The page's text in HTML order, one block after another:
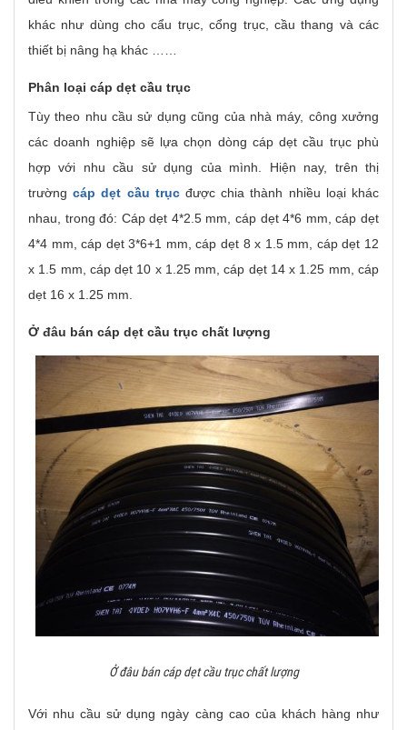
khác như dùng cho cẩu trục, cổng trục, cầu thang và các
thiết bị nâng hạ khác ……
Phân loại cáp dẹt cầu trục
Tùy theo nhu cầu sử dụng cũng của nhà máy, công xưởng
các doanh nghiệp sẽ lựa chọn dòng cáp dẹt cầu trục phù
hợp với nhu cầu sử dụng của mình. Hiện nay, trên thị
trườngcáp dẹt cầu trụcđược chia thành nhiều loại khác
nhau, trong đó: Cáp dẹt 4*2.5 mm, cáp dẹt 4*6 mm, cáp dẹt
4*4 mm, cáp dẹt 3*6+1 mm, cáp dẹt 8 x 1.5 mm, cáp dẹt 12
x 1.5 mm, cáp dẹt 10 x 1.25 mm, cáp dẹt 14 x 1.25 mm, cáp
dẹt 16 x 1.25 mm.
Ở đâu bán cáp dẹt cầu trục chất lượng
Ở đâu bán cáp dẹt cầu trục chất lượng
Với nhu cầu sử dụng ngày càng cao của khách hàng như